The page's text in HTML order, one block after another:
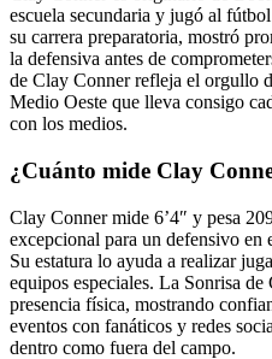
escuela secundaria y jugó al
su carrera preparatoria, mostró
la defensiva antes de
de Clay Conner refleja el orgullo
Medio Oeste que lleva consigo
con los medios.
¿Cuánto mide Clay
Clay Conner mide 6’4″ y pesa
excepcional para un defensivo
Su estatura lo ayuda a realizar
equipos especiales. La Sonrisa
presencia física, mostrando
eventos con fanáticos y redes
dentro como fuera del campo.